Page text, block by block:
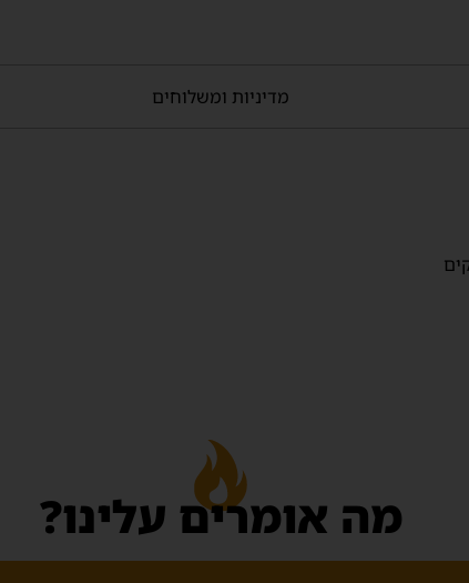
מדיניות ומשלוחים
מה אומרים עלינו?